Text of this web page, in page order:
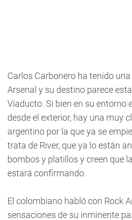
Carlos Carbonero ha tenido
Arsenal y su destino parece
Viaducto. Si bien en su entorno
desde el exterior, hay una muy
argentino por la que ya se
trata de River, que ya lo están
bombos y platillos y creen que
estará confirmando.
El colombiano habló con Rock
sensaciones de su inminente